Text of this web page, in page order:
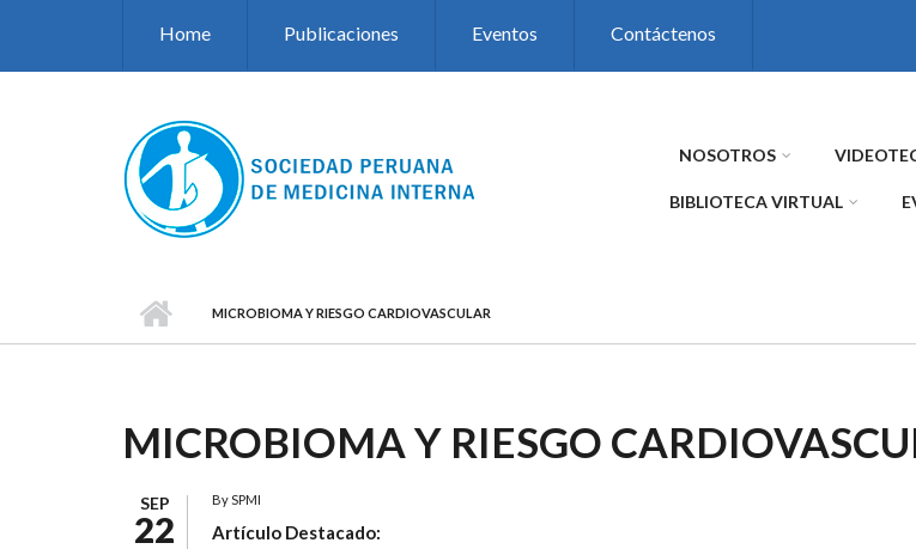
Home Publicaciones Eventos Contáctenos
NOSOTROS
BIBLIOTECA VIRTUAL
MICROBIOMA Y RIESGO CARDIOVASCULAR
MICROBIOMA Y RIESGO
SEP
22
BySPMI
Artículo Destacado: